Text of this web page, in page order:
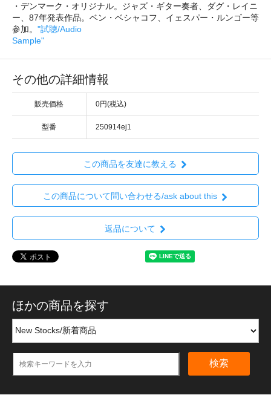
・デンマーク・オリジナル。ジャズ・ギター奏者、ダグ・レイニ
ー、87年発表作品。ベン・ベシャコフ、イェスパー・ルンゴー等
参加。 "試聴/Audio
Sample"
その他の詳細情報
販売価格 0円(税込)
型番 250914ej1
この商品を友達に教える
この商品について問い合わせる/ask about this
返品について
ほかの商品を探す
検索